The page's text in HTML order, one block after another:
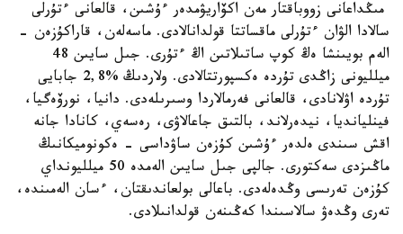
مىڭداعانى زووباقتار مەن اكۆاريۋمدەر ءۇشىن، قالعانى ءتۇرلى
سالادا الۋان ءتۇرلى ماقساتتا قولدانالادى. ماسەلەن، قاراكۇزەن -
الەم بويىنشا ەڭ كوپ ساتىلاتىن اڭ ءتۇرى. جىل سايىن 48
ميلليونى زاڭدى تۇردە ەكسپورتتالادى. ولاردىڭ %2,8 جابايى
تۇردە اۋلانادى، قالعانى فەرمالاردا وسىرىلەدى. دانيا، نورۆەگيا،
فينليانديا، نيدەرلاند، بالتىق جاعالاۋى، رەسەي، كانادا جانە
اقش سىندى ەلدەر ءۇشىن كۇزەن ساۋداسى - ەكونوميكانىڭ
ماڭىزدى سەكتورى. جالپى جىل سايىن الەمدە 50 ميلليونداي
كۇزەن تەرىسى وڭدەلەدى. باعالى بولعاندىقتان، ءسان الەمىندە،
تەرى وڭدەۋ سالاسىندا كەڭىنەن قولدانىلادى.